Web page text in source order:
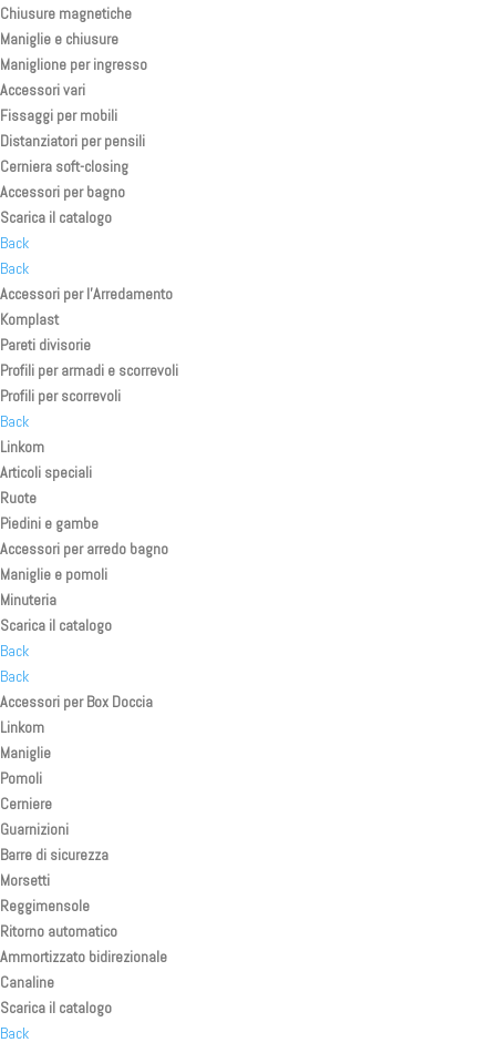
Chiusure magnetiche
Maniglie e chiusure
Maniglione per ingresso
Accessori vari
Fissaggi per mobili
Distanziatori per pensili
Cerniera soft-closing
Accessori per bagno
Scarica il catalogo
Back
Back
Accessori per l’Arredamento
Komplast
Pareti divisorie
Profili per armadi e scorrevoli
Profili per scorrevoli
Back
Linkom
Articoli speciali
Ruote
Piedini e gambe
Accessori per arredo bagno
Maniglie e pomoli
Minuteria
Scarica il catalogo
Back
Back
Accessori per Box Doccia
Linkom
Maniglie
Pomoli
Cerniere
Guarnizioni
Barre di sicurezza
Morsetti
Reggimensole
Ritorno automatico
Ammortizzato bidirezionale
Canaline
Scarica il catalogo
Back